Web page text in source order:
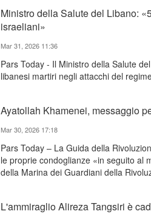
Ministro della Salute del Libano:
israeliani»
Mar 31, 2026 11:36
Pars Today - Il Ministro della Salute
libanesi martiri negli attacchi del
Ayatollah Khamenei, messaggio
Mar 30, 2026 17:18
Pars Today – La Guida della
le proprie condoglianze «in seguito al
della Marina dei Guardiani della
L'ammiraglio Alireza Tangsiri è